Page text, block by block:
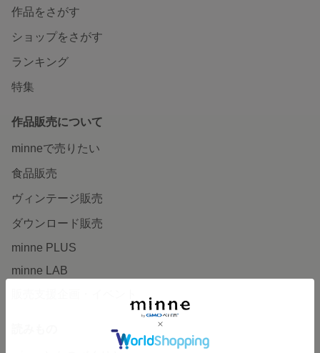
作品をさがす
ショップをさがす
ランキング
特集
作品販売について
minneで売りたい
食品販売
ヴィンテージ販売
ダウンロード販売
minne PLUS
minne LAB